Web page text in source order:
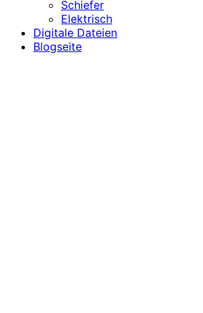
Schiefer
Elektrisch
Digitale Dateien
Blogseite